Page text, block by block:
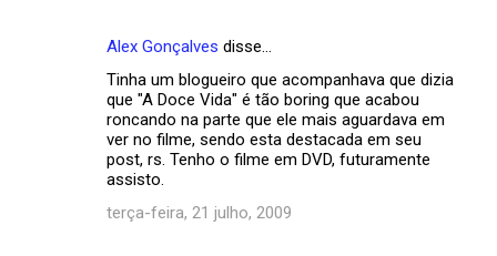
Alex Gonçalves disse…
Tinha um blogueiro que acompanhava que dizia
que "A Doce Vida" é tão boring que acabou
roncando na parte que ele mais aguardava em
ver no filme, sendo esta destacada em seu
post, rs. Tenho o filme em DVD, futuramente
assisto.
terça-feira, 21 julho, 2009